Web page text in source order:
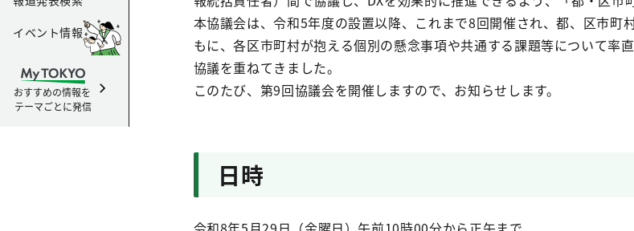
イベント情報
おすすめの情報を
テーマごとに発信
本協議会は、令和5年度の設置以降、これまで8回開催され、都、区市
もに、各区市町村が抱える個別の懸念事項や共通する課題等について率
協議を重ねてきました。
このたび、第9回協議会を開催しますので、お知らせします。
日時